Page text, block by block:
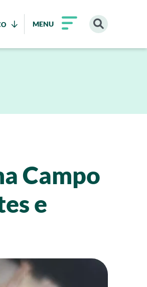
MENU
Campo
e